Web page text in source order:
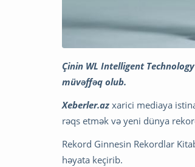
Çinin WL Intelligent
müvəffəq olub.
Xeberler.az xarici mediaya
rəqs etmək və yeni dünya
Rekord Ginnesin Rekordlar
həyata keçirib.